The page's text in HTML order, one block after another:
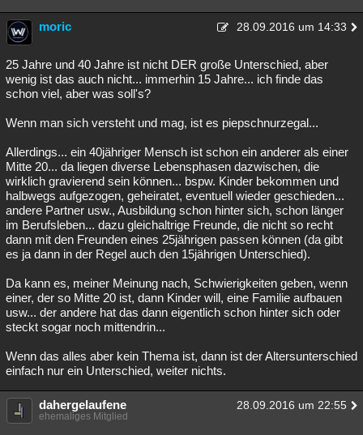
moric 28.09.2016 um 14:33
25 Jahre und 40 Jahre ist nicht DER große Unterschied, aber
wenig ist das auch nicht... immerhin 15 Jahre... ich finde das
schon viel, aber was soll's?
Wenn man sich versteht und mag, ist es piepschnurzegal...
Allerdings... ein 40jähriger Mensch ist schon ein anderer als einer
Mitte 20... da liegen diverse Lebensphasen dazwischen, die
wirklich gravierend sein können... bspw. Kinder bekommen und
halbwegs aufgezogen, geheiratet, eventuell wieder geschieden...
andere Partner usw., Ausbildung schon hinter sich, schon länger
im Berufsleben... dazu gleichaltrige Freunde, die nicht so recht
dann mit den Freunden eines 25jährigen passen können (da gibt
es ja dann in der Regel auch den 15jährigen Unterschied).
Da kann es, meiner Meinung nach, Schwierigkeiten geben, wenn
einer, der so Mitte 20 ist, dann Kinder will, eine Familie aufbauen
usw... der andere hat das dann eigentlich schon hinter sich oder
steckt sogar noch mittendrin...
Wenn das alles aber kein Thema ist, dann ist der Altersunterschied
einfach nur ein Unterschied, weiter nichts.
dahergelaufene 28.09.2016 um 22:55
ehemaliges Mitglied